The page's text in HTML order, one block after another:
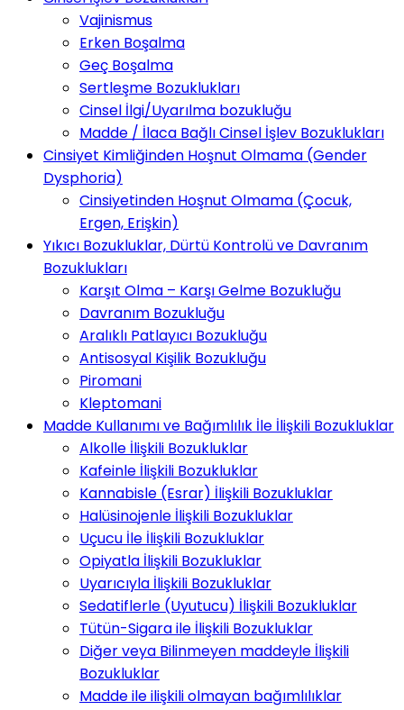
Vajinismus
Erken Boşalma
Geç Boşalma
Sertleşme Bozuklukları
Cinsel İlgi/Uyarılma bozukluğu
Madde / İlaca Bağlı Cinsel İşlev Bozuklukları
Cinsiyet Kimliğinden Hoşnut Olmama (Gender
Dysphoria)
Cinsiyetinden Hoşnut Olmama (Çocuk,
Ergen, Erişkin)
Yıkıcı Bozukluklar, Dürtü Kontrolü ve Davranım
Bozuklukları
Karşıt Olma – Karşı Gelme Bozukluğu
Davranım Bozukluğu
Aralıklı Patlayıcı Bozukluğu
Antisosyal Kişilik Bozukluğu
Piromani
Kleptomani
Madde Kullanımı ve Bağımlılık İle İlişkili Bozukluklar
Alkolle İlişkili Bozukluklar
Kafeinle İlişkili Bozukluklar
Kannabisle (Esrar) İlişkili Bozukluklar
Halüsinojenle İlişkili Bozukluklar
Uçucu İle İlişkili Bozukluklar
Opiyatla İlişkili Bozukluklar
Uyarıcıyla İlişkili Bozukluklar
Sedatiflerle (Uyutucu) İlişkili Bozukluklar
Tütün-Sigara ile İlişkili Bozukluklar
Diğer veya Bilinmeyen maddeyle İlişkili
Bozukluklar
Madde ile ilişkili olmayan bağımlılıklar